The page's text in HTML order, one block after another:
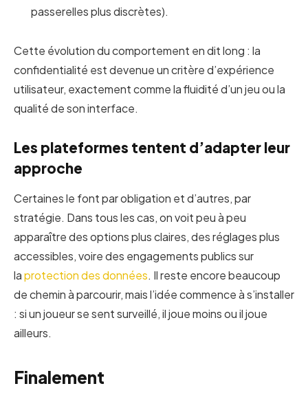
passerelles plus discrètes).
Cette évolution du comportement en dit long : la
confidentialité est devenue un critère d’expérience
utilisateur, exactement comme la fluidité d’un jeu ou la
qualité de son interface.
Les plateformes tentent d’adapter leur
approche
Certaines le font par obligation et d’autres, par
stratégie. Dans tous les cas, on voit peu à peu
apparaître des options plus claires, des réglages plus
accessibles, voire des engagements publics sur
laprotection des données. Il reste encore beaucoup
de chemin à parcourir, mais l’idée commence à s’installer
: si un joueur se sent surveillé, il joue moins ou il joue
ailleurs.
Finalement